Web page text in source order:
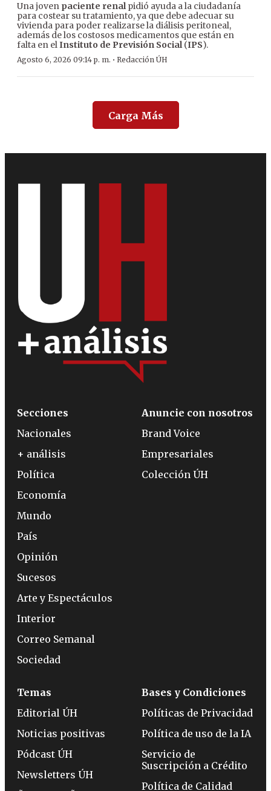
Una joven paciente renalpidió ayuda a la ciudadanía
para costear su tratamiento, ya que debe adecuar su
vivienda para poder realizarse la diálisis peritoneal,
además de los costosos medicamentos que están en
falta en elInstituto de Previsión Social(IPS).
Agosto 6, 2026 09:14 p. m. · Redacción ÚH
Carga Más
Secciones
Nacionales
+ análisis
Política
Economía
Mundo
País
Opinión
Sucesos
Arte y Espectáculos
Interior
Correo Semanal
Sociedad
Anuncie con nosotros
Brand Voice
Empresariales
Colección ÚH
Temas
Editorial ÚH
Noticias positivas
Pódcast ÚH
Newsletters ÚH
Bases y Condiciones
Políticas de Privacidad
Política de uso de la IA
Servicio de
Suscripción a Crédito
Política de Calidad